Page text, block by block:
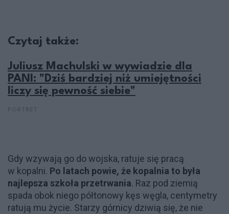
Czytaj także:
Juliusz Machulski w wywiadzie dla
PANI: "Dziś bardziej niż umiejętności
liczy się pewność siebie"
Gdy wzywają go do wojska, ratuje się pracą
w kopalni. Po latach powie, że kopalnia to była
najlepsza szkoła przetrwania. Raz pod ziemią
spada obok niego półtonowy kęs węgla, centymetry
ratują mu życie. Starzy górnicy dziwią się, że nie